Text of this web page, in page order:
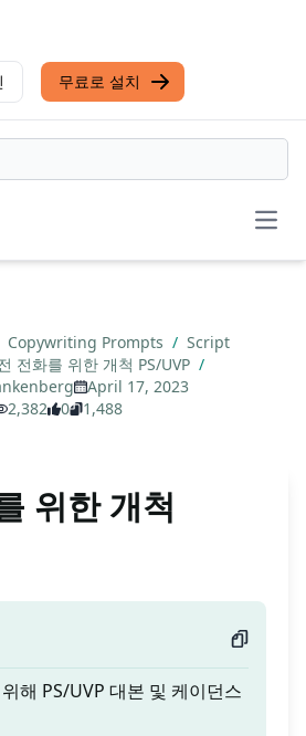
무료로 설치
Copywriting Prompts / Script
전화를 위한 개척 PS/UVP /
April 17, 2023
2,382
0 1,488
위한 개척
해 PS/UVP 대본 및 케이던스